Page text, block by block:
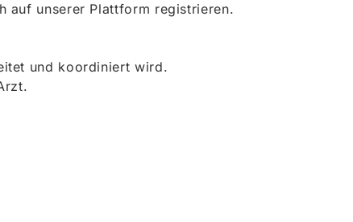
auf unserer Plattform registrieren.
und koordiniert wird.